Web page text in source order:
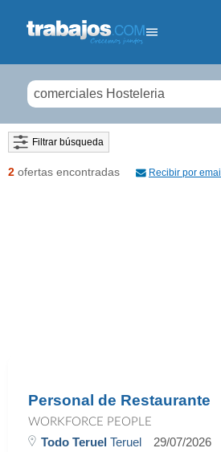
Filtrar búsqueda
2 ofertas encontradas Recibir por email
Personal de Restaurante
WORKFORCE PEOPLE
Todo Teruel Teruel 29/07/2026